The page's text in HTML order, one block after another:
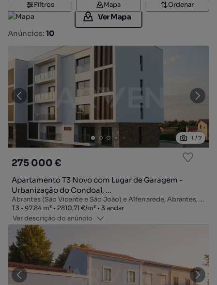
Filtros Mapa Ordenar
Ver Mapa
Anúncios: 10
1 / 7
275 000 €
Apartamento T3 Novo com Lugar de Garagem -
Urbanização do Condoal, ...
Abrantes (São Vicente e São João) e Alferrarede, Abrantes, Santarém
Tipologia
T3
Zona97.84 m²
Preço por metro quadrado
2810,71 €/m²
Andar
3 andar
Ver descrição do anúncio